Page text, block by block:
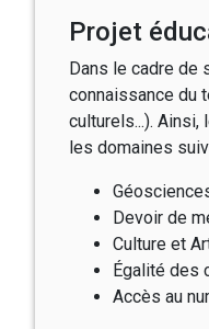
Projet
Dans le cadre de
connaissance du
culturels...).
les domaines
Devoir de
Culture et
Égalité des
Accès au